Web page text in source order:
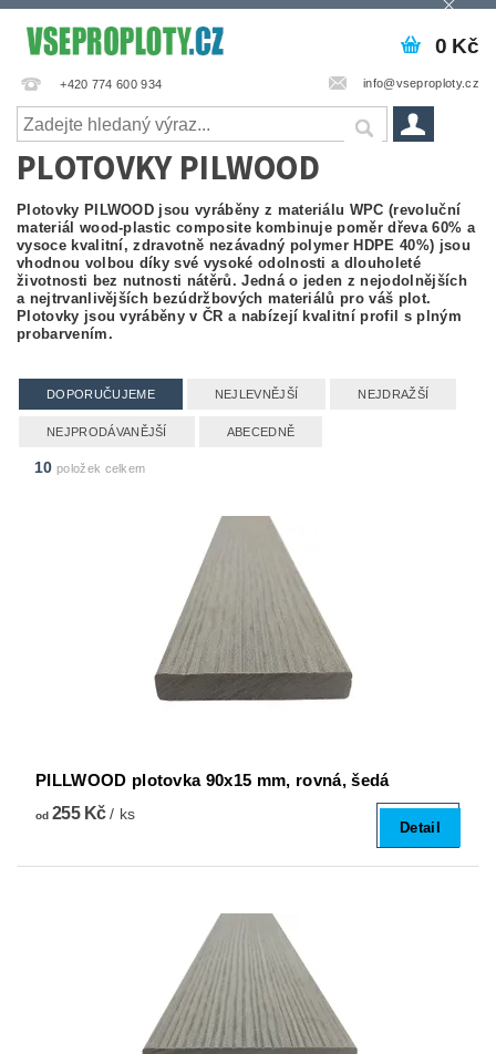
+420 774 600 934 info@vseproploty.cz
0 Kč
PLOTOVKY PILWOOD
Plotovky PILWOOD jsou vyráběny z materiálu WPC (revoluční
materiál wood-plastic composite kombinuje poměr dřeva 60% a
vysoce kvalitní, zdravotně nezávadný polymer HDPE 40%) jsou
vhodnou volbou díky své vysoké odolnosti a dlouholeté
životnosti bez nutnosti nátěrů. Jedná o jeden z nejodolnějších
a nejtrvanlivějších bezúdržbových materiálů pro váš plot.
Plotovky jsou vyráběny v ČR a nabízejí kvalitní profil s plným
probarvením.
DOPORUČUJEME NEJLEVNĚJŠÍ NEJDRAŽŠÍ
NEJPRODÁVANĚJŠÍ ABECEDNĚ
10 položek celkem
PILLWOOD plotovka 90x15 mm, rovná, šedá
od255 Kč/ ks
Detail